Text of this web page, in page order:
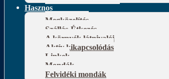
Hasznos
Megközelítés
Szállás-Étkezés
A környék látnivalói
Aktív kikapcsolódás
Linkek
Mondák
Felvidéki mondák